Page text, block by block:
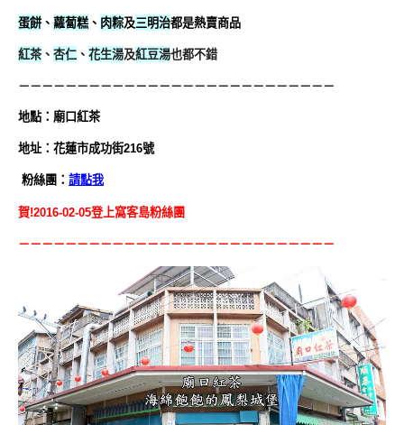
蛋餅、 蘿蔔糕 、 肉粽及三明治都是熱賣商品
紅茶、 杏仁 、 花生湯及紅豆湯也都不錯
－－－－－－－－－－－－－－－－－－－－－－－－－－－
地點：廟口紅茶
地址：花蓮市成功街216號
粉絲團： 請點我
賀!2016-02-05登上窩客島粉絲團
－－－－－－－－－－－－－－－－－－－－－－－－－－－